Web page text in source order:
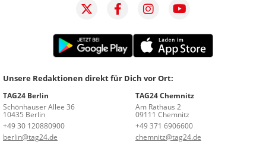
Unsere Redaktionen direkt für Dich vor Ort:
TAG24 Berlin
Schönhauser Allee 36
10435 Berlin
+49 30 120880900
berlin@tag24.de
TAG24 Chemnitz
Am Rathaus 2
09111 Chemnitz
+49 371 6906600
chemnitz@tag24.de